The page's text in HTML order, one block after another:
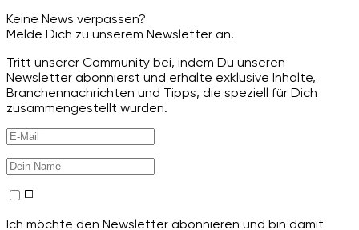
Keine News verpassen?
Melde Dich zu unserem Newsletter an.
Tritt unserer Community bei, indem Du unseren
Newsletter abonnierst und erhalte exklusive Inhalte,
Branchennachrichten und Tipps, die speziell für Dich
zusammengestellt wurden.
Ich möchte den Newsletter abonnieren und bin damit